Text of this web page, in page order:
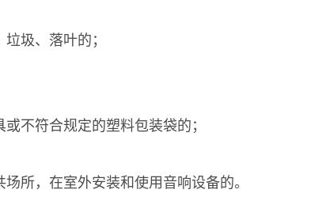
圾、落叶的；
不符合规定的塑料包装袋的；
所，在室外安装和使用音响设备的。